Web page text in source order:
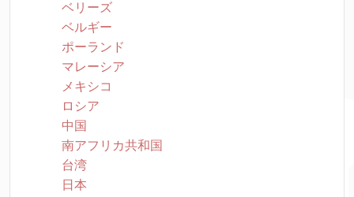
ベリーズ
ベルギー
ポーランド
マレーシア
メキシコ
ロシア
中国
南アフリカ共和国
台湾
日本